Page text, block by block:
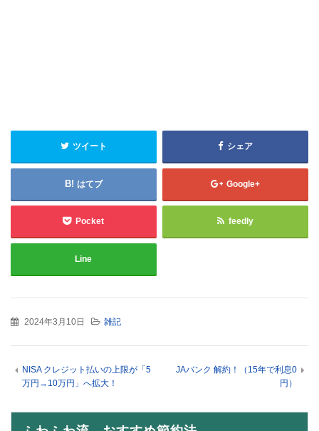
ツイート シェア
はてブ Google+
Pocket feedly
Line
2024年3月10日 雑記
NISA クレジット払いの上限が「5
万円→10万円」へ拡大！
JAバンク 解約！（15年で利息0
円）